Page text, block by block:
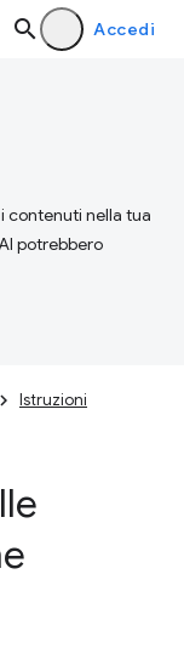
Accedi
contenuti nella tua
potrebbero
Istruzioni